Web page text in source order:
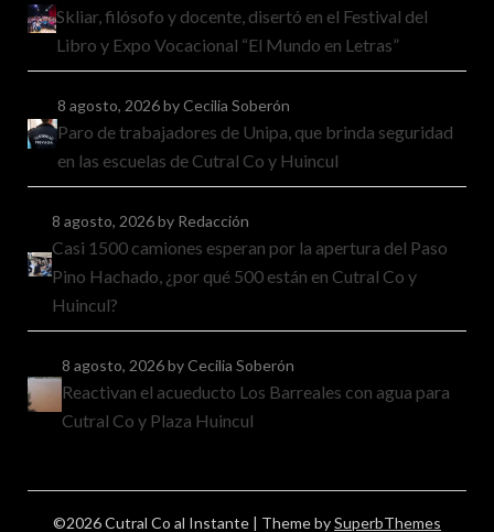
Skliar, filósofo y docente, disertó en el Festival del
Libro y Expo Vocacional “El Mundo en Letras”
8 agosto, 2026by Cecilia Soberón
Paro de trabajadores de Unipa, que brinda seguridad
en las escuelas de Cutral Co y Huincul
8 agosto, 2026by Redacción
Casi 1500 camiones esperan por la apertura del Paso
Pino Hachado, ¿por qué 500 están en Cutral Co y
Huincul?
8 agosto, 2026by Cecilia Soberón
Reactivan el acueducto Los Barreales con agua para
Cutral Co y Plaza Huincul
©2026 Cutral Co al Instante | Theme bySuperbThemes